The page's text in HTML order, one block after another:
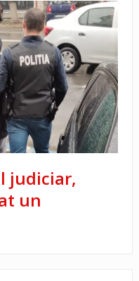
judiciar,
un